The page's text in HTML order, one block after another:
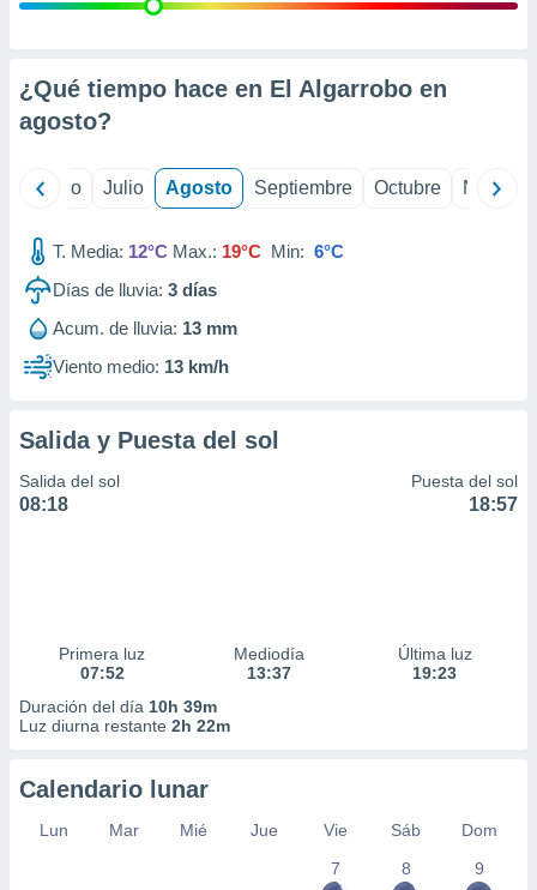
e
mediante
de
1199
¿Qué tiempo hace en El Algarrobo en
agosto?
Junio Julio Agosto Septiembre Octubre
T. Media: 12°C Max.: 19°C Min: 6°C
Días de lluvia: 3 días
Acum. de lluvia: 13 mm
Viento medio: 13 km/h
Salida y Puesta del sol
Salida del sol
08:18
Puesta del sol
18:57
Primera luz
07:52
Mediodía
13:37
Última luz
19:23
Duración del día 10h 39m
Luz diurna restante 2h 22m
Calendario lunar
Lun Mar Mié Jue Vie Sáb
Dom
7
8 9